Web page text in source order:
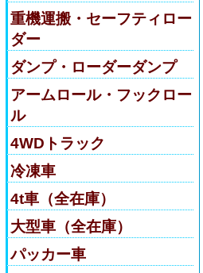
重機運搬・セーフティロー
ダー
ダンプ・ローダーダンプ
アームロール・フックロー
ル
4WDトラック
冷凍車
4t車（全在庫）
大型車（全在庫）
パッカー車